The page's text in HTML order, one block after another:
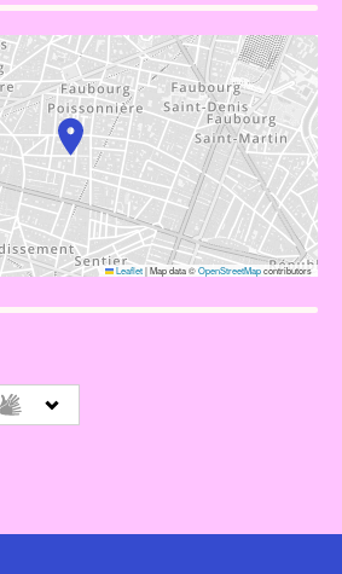
Leaflet|Map data ©OpenStreetMapcontributors